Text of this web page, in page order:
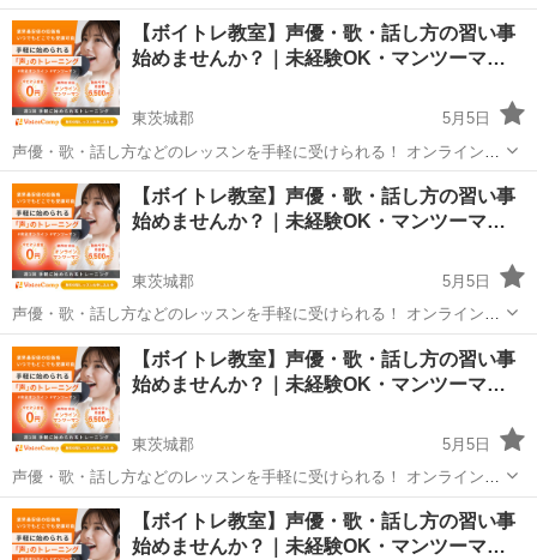
【ボイトレ教室】声優・歌・話し方の習い事
始めませんか？｜未経験OK・マンツーマ…
東茨城郡
5月5日
声優・歌・話し方などのレッスンを手軽に受けられる！ オンラインボ
イトレ教室「Voice Camp（ボイスキャンプ）」 「声優のレッスンを一
度受けてみたい」 「話し方に自信がなくて改善したい」 「歌が上手く
なって気...
茨城 東茨城郡 その他
【ボイトレ教室】声優・歌・話し方の習い事
始めませんか？｜未経験OK・マンツーマ…
東茨城郡
5月5日
声優・歌・話し方などのレッスンを手軽に受けられる！ オンラインボ
イトレ教室「Voice Camp（ボイスキャンプ）」 「声優のレッスンを一
度受けてみたい」 「話し方に自信がなくて改善したい」 「歌が上手く
なって気...
茨城 東茨城郡 その他
【ボイトレ教室】声優・歌・話し方の習い事
始めませんか？｜未経験OK・マンツーマ…
東茨城郡
5月5日
声優・歌・話し方などのレッスンを手軽に受けられる！ オンラインボ
イトレ教室「Voice Camp（ボイスキャンプ）」 「声優のレッスンを一
度受けてみたい」 「話し方に自信がなくて改善したい」 「歌が上手く
なって気...
茨城 東茨城郡 その他
【ボイトレ教室】声優・歌・話し方の習い事
始めませんか？｜未経験OK・マンツーマ…